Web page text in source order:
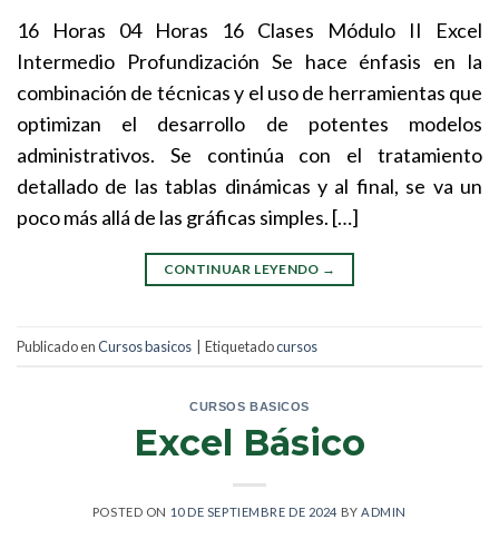
16 Horas 04 Horas 16 Clases Módulo II Excel
Intermedio Profundización Se hace énfasis en la
combinación de técnicas y el uso de herramientas que
optimizan el desarrollo de potentes modelos
administrativos. Se continúa con el tratamiento
detallado de las tablas dinámicas y al final, se va un
poco más allá de las gráficas simples. […]
CONTINUAR LEYENDO →
Publicado enCursos basicos Etiquetadocursos
CURSOS BASICOS
Excel Básico
POSTED ON 10 DE SEPTIEMBRE DE 2024 BYADMIN